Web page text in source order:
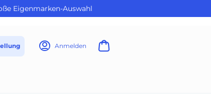
Eigenmarken-Auswahl
Anmelden